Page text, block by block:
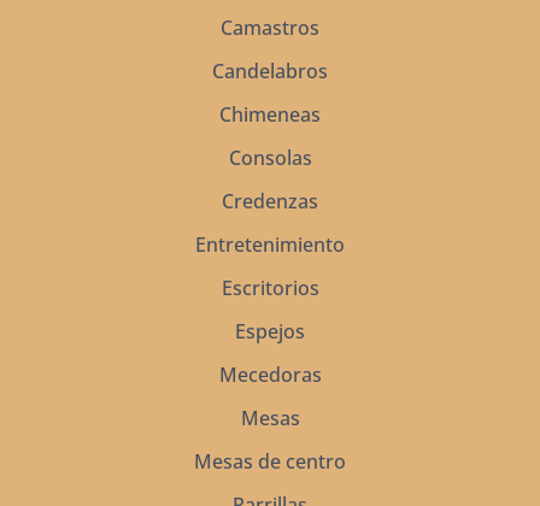
Camastros
Candelabros
Chimeneas
Consolas
Credenzas
Entretenimiento
Escritorios
Espejos
Mecedoras
Mesas
Mesas de centro